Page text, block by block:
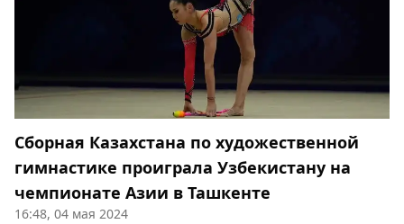
Сборная Казахстана по художественной
гимнастике проиграла Узбекистану на
чемпионате Азии в Ташкенте
16:48, 04 мая 2024